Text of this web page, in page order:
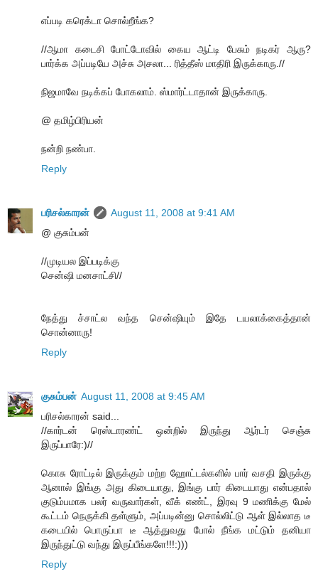
எப்படி கரெக்டா சொல்றீங்க?
//ஆமா கடைசி போட்டோவில் கைய ஆட்டி பேசும் நடிகர் ஆரு?
பார்க்க அப்படியே அச்சு அசலா... ரித்தீஸ் மாதிரி இருக்காரு.//
நிஜமாவே நடிக்கப் போகலாம். ஸ்மார்ட்டாதான் இருக்காரு.
@ தமிழ்பிரியன்
நன்றி நண்பா.
Reply
பரிசல்காரன்
August 11, 2008 at 9:41 AM
@ குசும்பன்
//முடியல இப்படிக்கு
சென்ஷி மனசாட்சி//
நேத்து ச்சாட்ல வந்த சென்ஷியும் இதே டயலாக்கைத்தான்
சொன்னாரு!
Reply
குசும்பன் August 11, 2008 at 9:45 AM
பரிசல்காரன் said...
//கார்டன் ரெஸ்டாரண்ட் ஒன்றில் இருந்து ஆர்டர் செஞ்சு
இருப்பாரே:)//
கொசு ரோட்டில் இருக்கும் மற்ற ஹோட்டல்களில் பார் வசதி இருக்கு
ஆனால் இங்கு அது கிடையாது, இங்கு பார் கிடையாது என்பதால்
குடும்பமாக பலர் வருவார்கள், வீக் எண்ட், இரவு 9 மணிக்கு மேல்
கூட்டம் நெருக்கி தள்ளும், அப்படின்னு சொல்லிட்டு ஆள் இல்லாத டீ
கடையில் பொருப்பா டீ ஆத்துவது போல் நீங்க மட்டும் தனியா
இருந்துட்டு வந்து இருப்பீங்களே!!!:)))
Reply